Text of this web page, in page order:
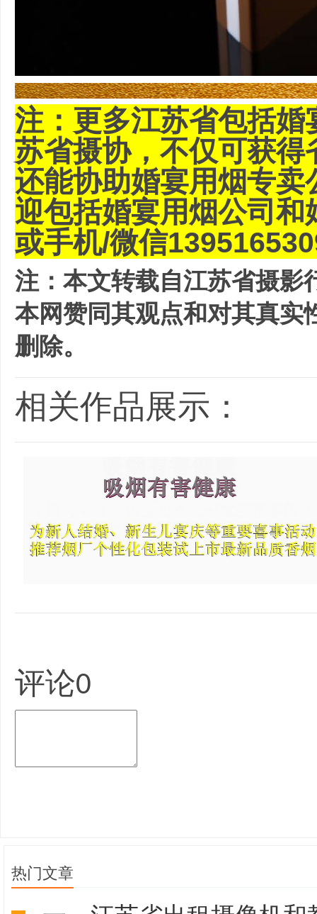
注：更多江苏省包括
苏省摄协，不仅可获
还能协助婚宴用烟专
迎包括婚宴用烟公司
或手机/微信
注：本文转载自江苏省摄影
本网赞同其观点和对其真实
删除。
相关作品展示：
评论0
热门文章